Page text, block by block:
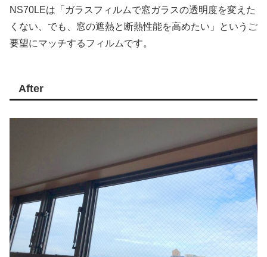
NS70LEは「ガラスフィルムで窓ガラスの透明度を変えた
くない、でも、窓の遮熱と断熱性能を高めたい」というご
要望にマッチするフィルムです。
After